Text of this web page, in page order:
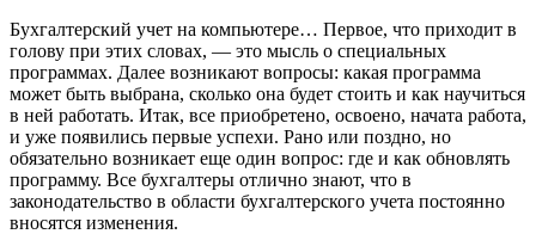
Бухгалтерский учет на компьютере… Первое, что приходит в
голову при этих словах, — это мысль о специальных
программах. Далее возникают вопросы: какая программа
может быть выбрана, сколько она будет стоить и как научиться
в ней работать. Итак, все приобретено, освоено, начата работа,
и уже появились первые успехи. Рано или поздно, но
обязательно возникает еще один вопрос: где и как обновлять
программу. Все бухгалтеры отлично знают, что в
законодательство в области бухгалтерского учета постоянно
вносятся изменения.